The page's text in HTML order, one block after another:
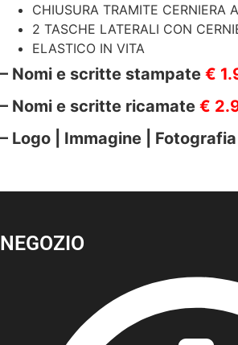
CHIUSURA TRAMITE CERNIERA
2 TASCHE LATERALI CON
ELASTICO IN VITA
– Nomi e scritte stampate €
– Nomi e scritte ricamate €
– Logo | Immagine | Fotografia
NEGOZIO